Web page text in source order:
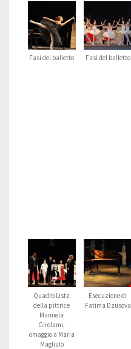
Fasi del balletto Fasi del balletto
Quadro Listz
della pittrice
Manuela
Girolami,
omaggio a Maria
Magliulo
Esecuzione di
Fatima Dzusova